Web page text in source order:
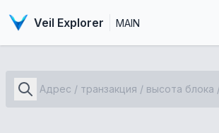
Veil Explorer MAIN